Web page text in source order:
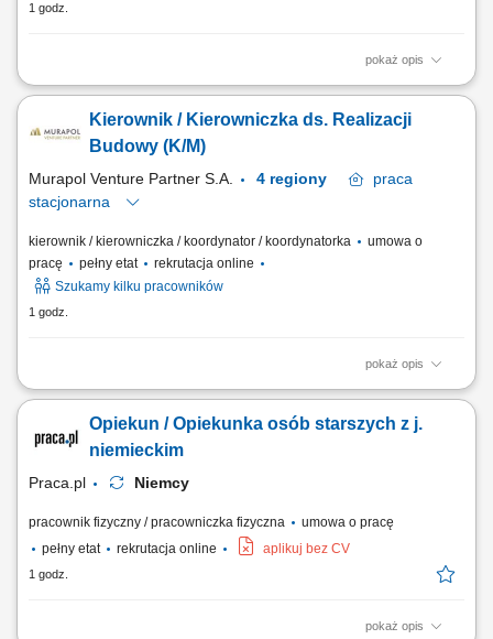
1 godz.
pokaż opis
Twój zakres obowiązków pełnienie funkcji kierownika budowy w
oraz zgodności wykonania z dokumentacją projektową; kontrola
przestrzegania przepisów BHP; organizacja i realizacja inwestycji
Kierownik / Kierowniczka ds. Realizacji
Budowy (K/M)
Murapol Venture Partner S.A.
praca
stacjonarna
kierownik / kierowniczka / koordynator / koordynatorka
umowa o
pracę
pełny etat
rekrutacja online
Szukamy kilku pracowników
1 godz.
pokaż opis
Obowiązki: Formalne pełnienie funkcji kierownika budowy zgodnie z
organizacyjnej i technicznej. Kontrola jakości, zgodności z projektem
oraz nadzór nad BHP. Planowanie i nadzorowanie harmonogramu prac.
Opiekun / Opiekunka osób starszych z j.
niemieckim
Praca.pl Niemcy
pracownik fizyczny / pracowniczka fizyczna
umowa o pracę
pełny etat
rekrutacja online aplikuj bez CV
1 godz.
pokaż opis